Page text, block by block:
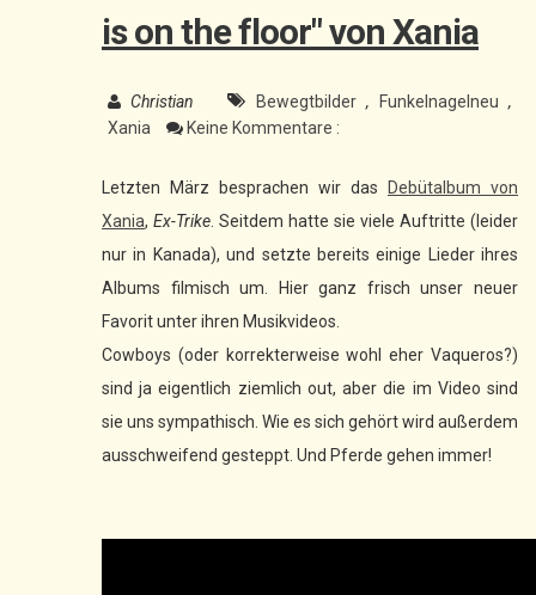
is on the floor" von Xania
Christian Bewegtbilder , Funkelnagelneu,
Xania
Keine Kommentare :
Letzten März besprachen wir das
Debütalbum von
Xania, Ex-Trike . Seitdem hatte sie viele Auftritte (leider
nur in Kanada), und setzte bereits einige Lieder ihres
Albums filmisch um. Hier ganz frisch unser neuer
Favorit unter ihren Musikvideos.
Cowboys (oder korrekterweise wohl eher Vaqueros?)
sind ja eigentlich ziemlich out, aber die im Video sind
sie uns sympathisch. Wie es sich gehört wird außerdem
ausschweifend gesteppt. Und Pferde gehen immer!